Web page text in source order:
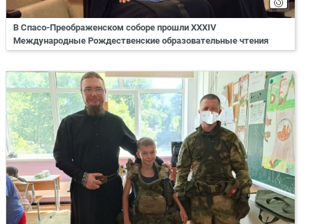
В Спасо-Преображенском соборе прошли XXXIV
Международные Рождественские образовательные чтения